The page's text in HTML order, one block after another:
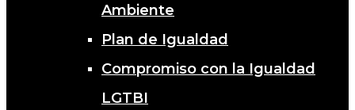
Ambiente
Plan de Igualdad
Compromiso con la Igualdad
LGTBI